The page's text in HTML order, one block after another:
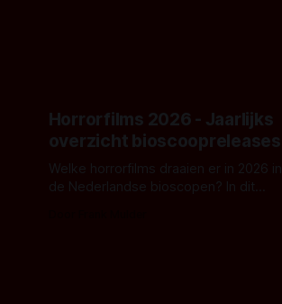
Horrorfilms 2026 - Jaarlijks
overzicht bioscoopreleases
Welke horrorfilms draaien er in 2026 in
de Nederlandse bioscopen? In dit